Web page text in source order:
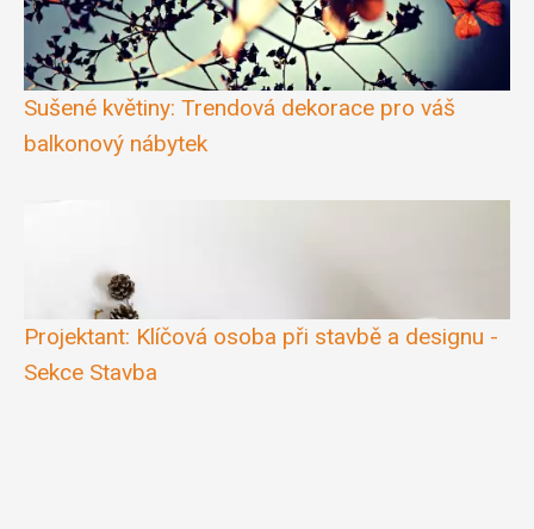
Sušené květiny: Trendová dekorace pro váš
balkonový nábytek
Projektant: Klíčová osoba při stavbě a designu -
Sekce Stavba